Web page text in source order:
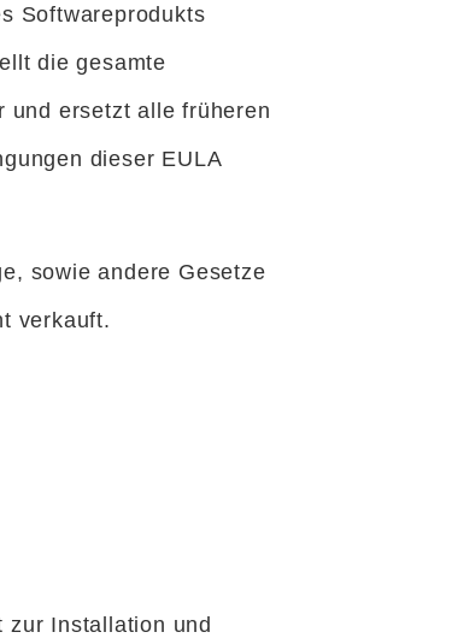
Softwareprodukts
die gesamte
und ersetzt alle früheren
dieser EULA
sowie andere Gesetze
verkauft.
zur Installation und